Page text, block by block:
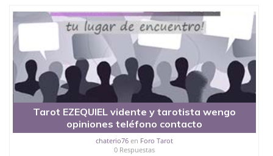
Tarot EZEQUIEL vidente y tarotista wengo
opiniones teléfono contacto
chaterio76en Foro Tarot
0 Respuestas